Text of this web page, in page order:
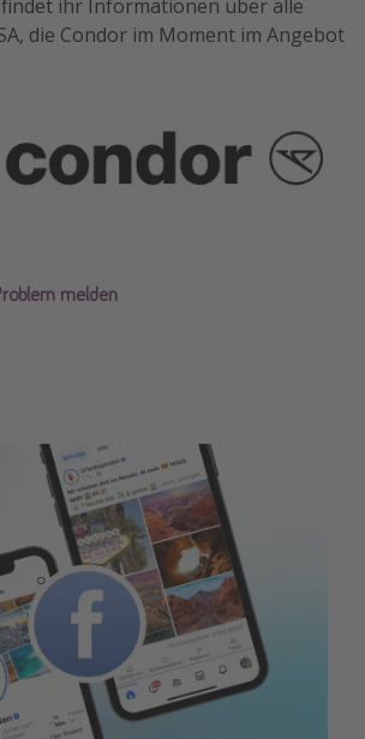
ihr Informationen über alle
die Condor im Moment im Angebot
melden